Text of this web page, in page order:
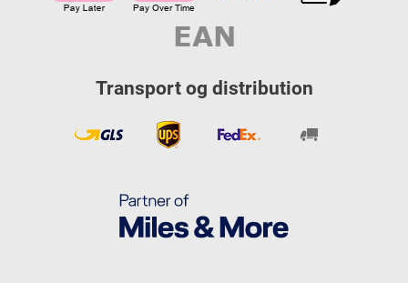
Transport og distribution